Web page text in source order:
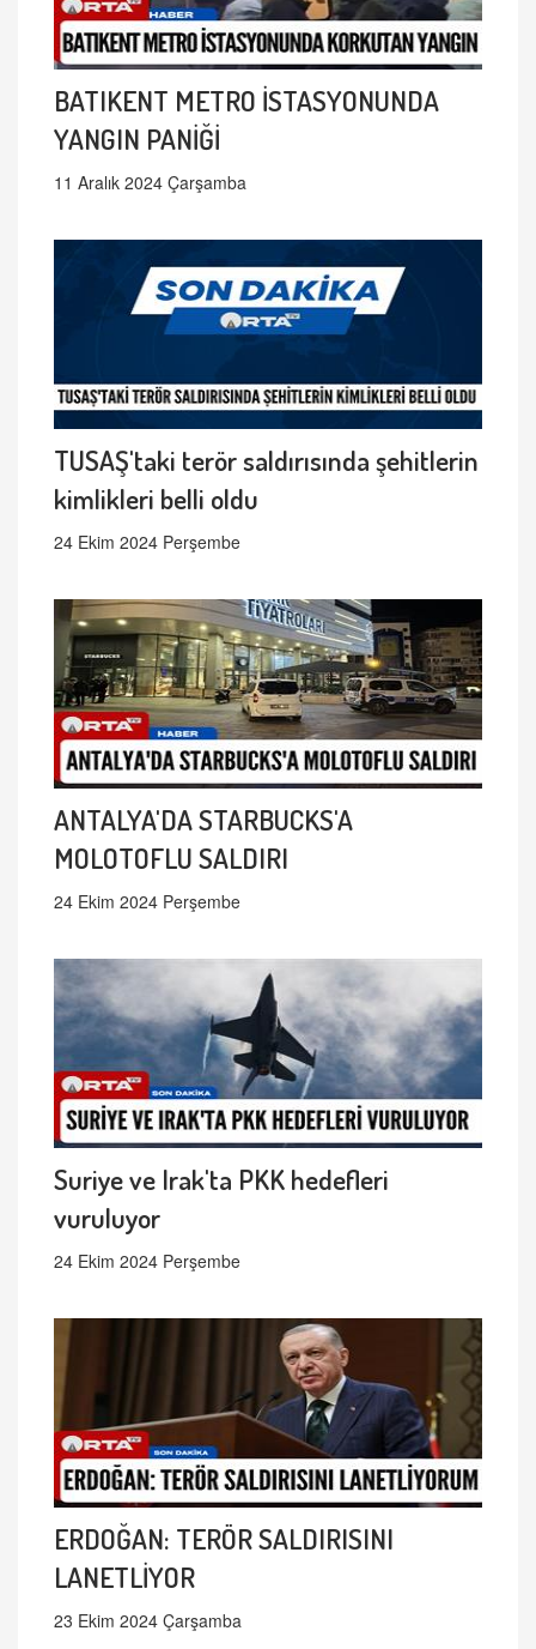
BATIKENT METRO İSTASYONUNDA
YANGIN PANİĞİ
11 Aralık 2024 Çarşamba
TUSAŞ'taki terör saldırısında şehitlerin
kimlikleri belli oldu
24 Ekim 2024 Perşembe
ANTALYA'DA STARBUCKS'A
MOLOTOFLU SALDIRI
24 Ekim 2024 Perşembe
Suriye ve Irak'ta PKK hedefleri
vuruluyor
24 Ekim 2024 Perşembe
ERDOĞAN: TERÖR SALDIRISINI
LANETLİYOR
23 Ekim 2024 Çarşamba